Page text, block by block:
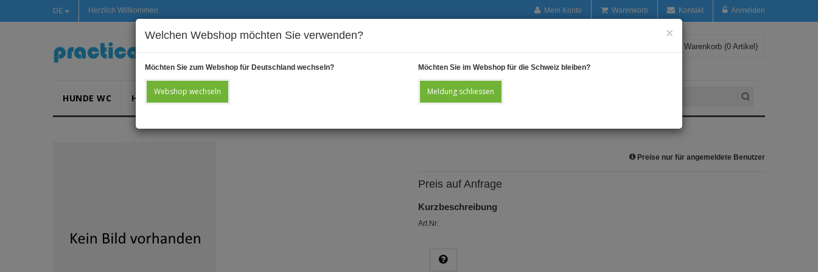
×
Welchen Webshop möchten Sie verwenden?
Möchten Sie zum Webshop für Deutschland wechseln?
Webshop wechseln
Möchten Sie im Webshop für die Schweiz bleiben?
Meldung schliessen
DE Herzlich Willkommen Mein Konto Warenkorb Kontakt Anmelden
Warenkorb (0 Artikel)
HUNDE WC HUNDEKOTBEUTEL SALE
Preise nur für angemeldete Benutzer
Preis auf Anfrage
Kurzbeschreibung
Art.Nr: